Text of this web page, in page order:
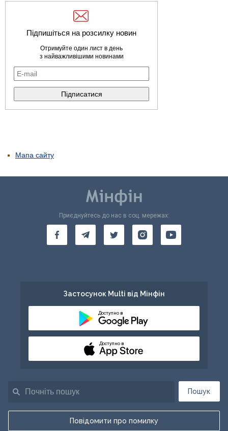
Підпишіться на розсилку новин
Отримуйте один лист в день
з найважливішими новинами
Мапа сайту
Пошук
Повідомити про помилку
Приєднуйтесь до нас в соц. мережах:
Застосунок Multi від Мінфін
Доступно в
Доступно в